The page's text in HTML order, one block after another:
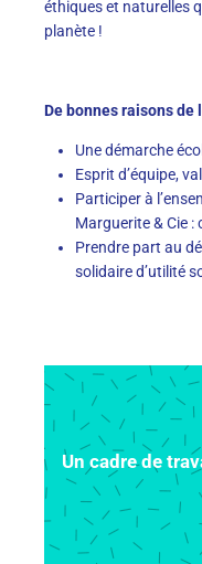
éthiques et naturelles
planète !
De bonnes raisons de
Une démarche
Esprit d’équipe,
Participer à
Marguerite & Cie :
Prendre part au
solidaire d’utilité
Un cadre de